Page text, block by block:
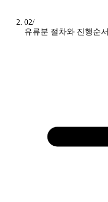
02/
유류분 절차와 진행순서